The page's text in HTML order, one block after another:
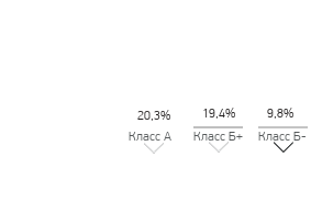
20,3%
Класс А
19,4%
Класс Б+
9,8%
Класс Б-